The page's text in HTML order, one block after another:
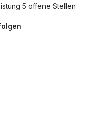
·5 offene Stellen